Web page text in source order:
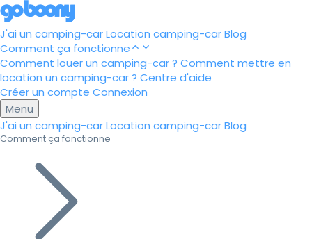
J'ai un camping-carLocation camping-carBlog
Comment ça fonctionne
Comment louer un camping-car ? Comment mettre en
location un camping-car ? Centre d'aide
Créer un compte Connexion
Menu
J'ai un camping-carLocation camping-carBlog
Comment ça fonctionne